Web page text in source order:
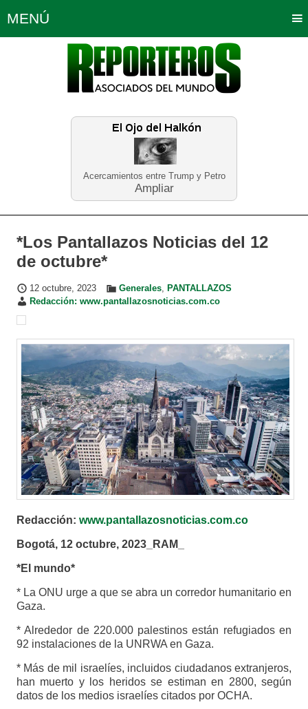
Acercamientos entre Trump y Petro
Ampliar
MENÚ
Política Opinión Bogotá
Planeta Tierra Deportes
Educación Neira
*Los Pantallazos Noticias del 12
de octubre*
12 octubre, 2023 Generales, PANTALLAZOS
Redacción: www.pantallazosnoticias.com.co
Redacción: www.pantallazosnoticias.com.co
Bogotá, 12 octubre, 2023_RAM_
*El mundo*
* La ONU urge a que se abra un corredor humanitario en
Gaza.
* Alrededor de 220.000 palestinos están refugiados en
92 instalaciones de la UNRWA en Gaza.
* Más de mil israelíes, incluidos ciudadanos extranjeros,
han muerto y los heridos se estiman en 2800, según
datos de los medios israelíes citados por OCHA.